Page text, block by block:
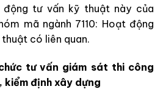
tư vấn kỹ thuật này của
mã ngành 7110: Hoạt động
có liên quan.
tư vấn giám sát thi công
định xây dựng